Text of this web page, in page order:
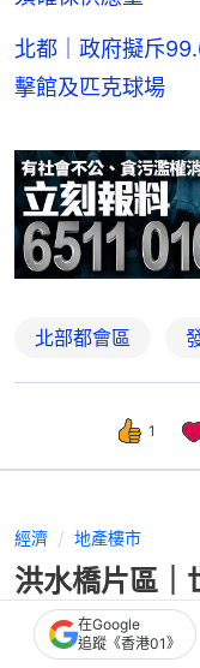
北都｜政府擬斥
擊館及匹克球場
北部都會區
1
經濟 地產樓市
洪水橋片區｜
影響參與度
在Google
追蹤《香港01》